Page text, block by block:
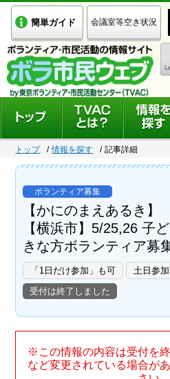
簡単ガイド 会議室等空き状況
トップ 情報を探す 記事詳細
ボランティア募集
【かにのまえあるき】
【横浜市】5/25,26 子
きな方ボランティア募
「1日だけ参加」も可 土日参
受付は終了しました
※この情報の内容は受付を
など変更されている場合が